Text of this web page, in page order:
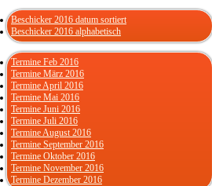
Beschicker 2016 datum sortiert
Beschicker 2016 alphabetisch
Termine Feb 2016
Termine März 2016
Termine April 2016
Termine Mai 2016
Termine Juni 2016
Termine Juli 2016
Termine August 2016
Termine September 2016
Termine Oktober 2016
Termine November 2016
Termine Dezember 2016